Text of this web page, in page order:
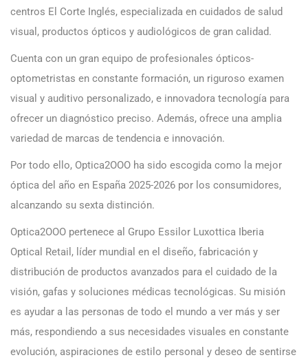
centros El Corte Inglés, especializada en cuidados de salud
visual, productos ópticos y audiológicos de gran calidad.
Cuenta con un gran equipo de profesionales ópticos-
optometristas en constante formación, un riguroso examen
visual y auditivo personalizado, e innovadora tecnología para
ofrecer un diagnóstico preciso. Además, ofrece una amplia
variedad de marcas de tendencia e innovación.
Por todo ello, Optica2OOO ha sido escogida como la mejor
óptica del año en España 2025-2026 por los consumidores,
alcanzando su sexta distinción.
Optica2OOO pertenece al Grupo Essilor Luxottica Iberia
Optical Retail, líder mundial en el diseño, fabricación y
distribución de productos avanzados para el cuidado de la
visión, gafas y soluciones médicas tecnológicas. Su misión
es ayudar a las personas de todo el mundo a ver más y ser
más, respondiendo a sus necesidades visuales en constante
evolución, aspiraciones de estilo personal y deseo de sentirse